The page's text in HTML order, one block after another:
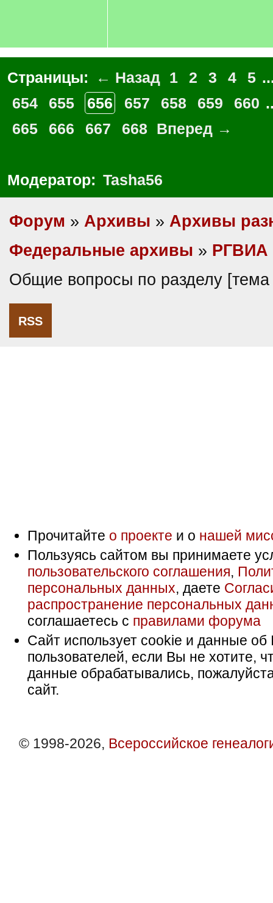
Страницы: ← Назад 1 2 3 4 5
654
655 656 657 658 659 660
665
666 667 668 Вперед →
Модератор: Tasha56
Форум » Архивы » Архивы
Федеральные архивы » РГВИА
Общие вопросы по разделу
RSS
Прочитайте о проекте и о нашей
Пользуясь сайтом вы принимаете
пользовательского соглашения,
персональных данных, даете
распространение персональных
соглашаетесь с правилами форума
Сайт использует cookie и данные об
пользователей, если Вы не хотите,
данные обрабатывались,
сайт.
© 1998-2026, Всероссийское